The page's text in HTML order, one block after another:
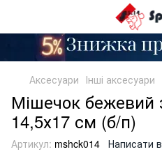
Аксесуари Інші аксесуари
Мішечок бежевий
14,5х17 см (б/п)
Артикул: mshck014 Написати